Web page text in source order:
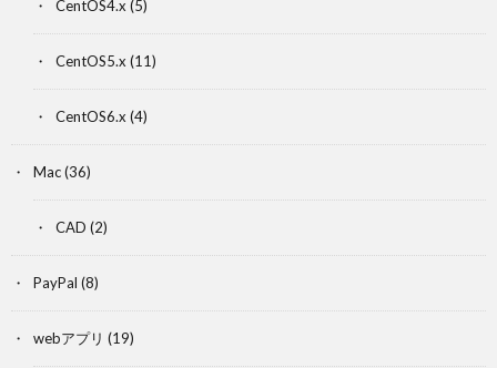
CentOS4.x (5)
CentOS5.x (11)
CentOS6.x (4)
Mac(36)
CAD (2)
PayPal (8)
webアプリ (19)